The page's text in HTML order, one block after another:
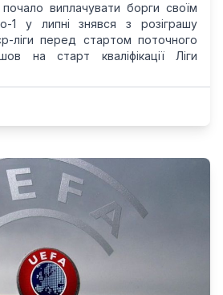
виплачувати борги своїм
1 у липні знявся з розіграшу
ліги перед стартом поточного
на старт кваліфікації Ліги